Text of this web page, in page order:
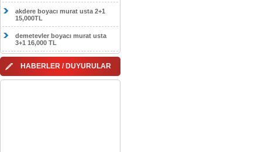
akdere boyacı murat usta 2+1
15,000TL
demetevler boyacı murat usta
3+1 16,000 TL
HABERLER / DUYURULAR